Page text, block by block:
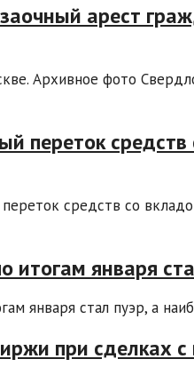
заочный арест
Архивное фото
переток
средств со
итогам января
января стал пуэр, а
при сделках